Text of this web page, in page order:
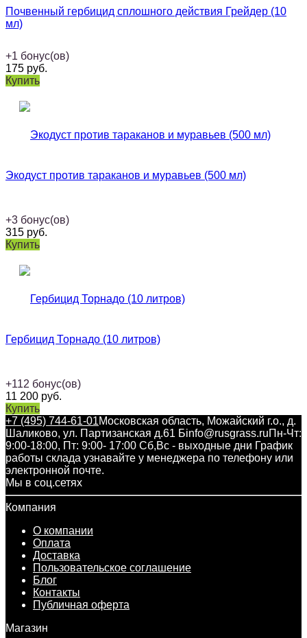
Почвенный гербицид сплошного действия Грейдер (10
мл)
+1 бонус(ов)
175 руб.
Купить
Экодуст против тараканов и муравьев (500 мл)
+3 бонус(ов)
315 руб.
Купить
Гербицид Торнадо (10 литров)
+112 бонус(ов)
11 200 руб.
Купить
+7 (495) 744-61-01Московская область, Можайский г.о., д.
Шаликово, ул. Партизанская д.61 Бinfo@rusgrass.ruПн-Чт:
9:00-18:00, Пт: 9:00- 17:00 Сб,Вс - выходные дни График
работы склада узнавайте у менеджера по телефону или
электронной почте.
Мы в соц.сетях
Компания
О компании
Оплата
Доставка
Пользовательское соглашение
Блог
Контакты
Публичная оферта
Магазин